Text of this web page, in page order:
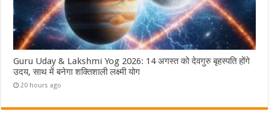
Guru Uday & Lakshmi Yog 2026: 14 अगस्त को देवगुरु बृहस्पति होंगे
उदय, साथ में बनेगा शक्तिशाली लक्ष्मी योग
20 hours ago